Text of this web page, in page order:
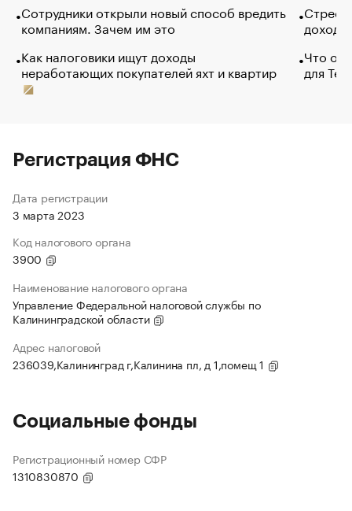
Сотрудники открыли новый способ вредить
компаниям. Зачем им это
Как налоговики ищут доходы
неработающих покупателей яхт и квартир
Что
для
Регистрация ФНС
Дата регистрации
3 марта 2023
Код налогового органа
3900
Наименование налогового органа
Управление Федеральной налоговой службы по
Калининградской области
Адрес налоговой
236039,Калининград г,Калинина пл, д 1,помещ 1
Социальные фонды
Регистрационный номер СФР
1310830870